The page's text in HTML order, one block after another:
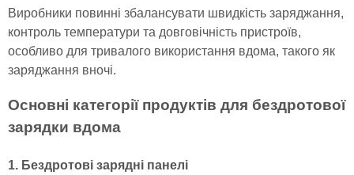
Виробники повинні збалансувати швидкість заряджання,
контроль температури та довговічність пристроїв,
особливо для тривалого використання вдома, такого як
заряджання вночі.
Основні категорії продуктів для бездротової
зарядки вдома
1. Бездротові зарядні панелі